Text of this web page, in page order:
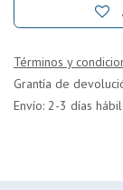
Términos y
Grantía de
Envío: 2-3 días